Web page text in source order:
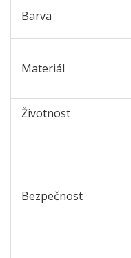
Barva
Materiál
Životnost
Bezpečnost